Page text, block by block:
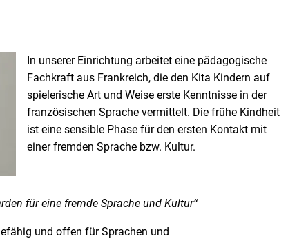
In unserer Einrichtung arbeitet eine pädagogische
Fachkraft aus Frankreich, die den Kita Kindern auf
spielerische Art und Weise erste Kenntnisse in der
französischen Sprache vermittelt. Die frühe Kindheit
ist eine sensible Phase für den ersten Kontakt mit
einer fremden Sprache bzw. Kultur.
für eine fremde Sprache und Kultur“
und offen für Sprachen und